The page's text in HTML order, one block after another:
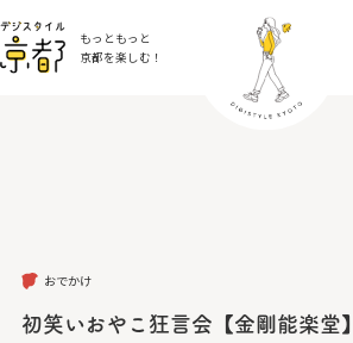
もっともっと
京都を楽しむ！
おでかけ
初笑いおやこ狂言会【金剛能楽堂】